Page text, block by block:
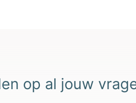
op al jouw